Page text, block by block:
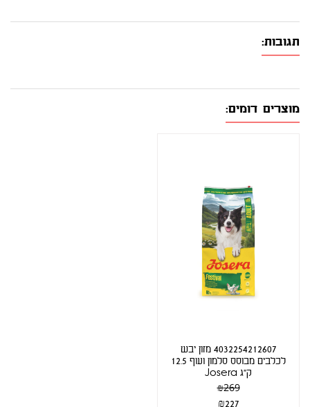
תגובות:
מוצרים דומים:
4032254212607 מזון יבש
לכלבים מבוסס סלמון ועוף 12.5
ק"ג Josera
₪269
₪227